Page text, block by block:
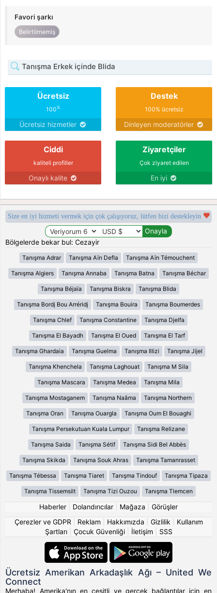
Favori şarkı
Belirtilmemiş
Tanışma Erkek içinde Blida
Ücretsiz
100%
Ücretsiz hizmetler
Destek
100% ücretsiz
Dinleyen moderatörler
Ciddi
kaliteli profiller
Onaylı kalite
Ziyaretçiler
Çok ziyaret edilen
En iyi
Size en iyi hizmeti vermek için çok çalışıyoruz, lütfen bizi destekleyin
Bölgelerde bekar bul: Cezayir
Tanışma Adrar Tanışma Aïn Defla Tanışma Aïn Témouchent
Tanışma Algiers Tanışma Annaba Tanışma Batna Tanışma Béchar
Tanışma Béjaïa Tanışma Biskra Tanışma Blida
Tanışma Bordj Bou Arréridj Tanışma Bouira Tanışma Boumerdes
Tanışma Chlef Tanışma Constantine Tanışma Djelfa
Tanışma El Bayadh Tanışma El Oued Tanışma El Tarf
Tanışma Ghardaia Tanışma Guelma Tanışma Illizi Tanışma Jijel
Tanışma Khenchela Tanışma Laghouat Tanışma M Sila
Tanışma Mascara Tanışma Medea Tanışma Mila
Tanışma Mostaganem Tanışma Naâma Tanışma Northern
Tanışma Oran Tanışma Ouargla Tanışma Oum El Bouaghi
Tanışma Persekutuan Kuala Lumpur Tanışma Relizane
Tanışma Saida Tanışma Sétif Tanışma Sidi Bel Abbès
Tanışma Skikda Tanışma Souk Ahras Tanışma Tamanrasset
Tanışma Tébessa Tanışma Tiaret Tanışma Tindouf Tanışma Tipaza
Tanışma Tissemsilt Tanışma Tizi Ouzou Tanışma Tlemcen
Haberler Dolandırıcılar Mağaza
Görüşler
Çerezler ve GDPR
Reklam Hakkımızda Gizlilik
Kullanım
Şartları| Çocuk Güvenliği| İletişim SSS
Ücretsiz Amerikan Arkadaşlık Ağı – United We
Connect
Merhaba! Amerika'nın en çeşitli ve gerçek bağlantılar için en